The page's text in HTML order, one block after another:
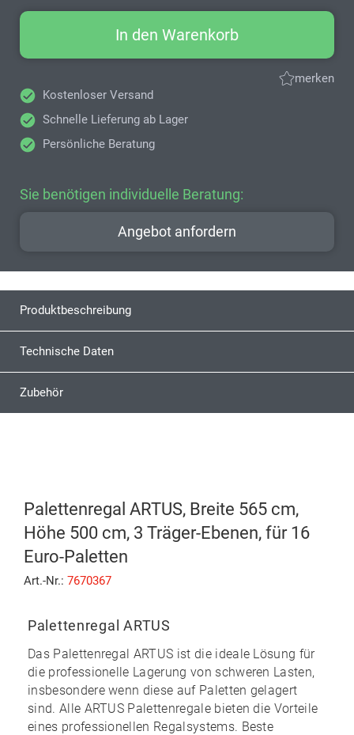
In den Warenkorb
merken
Kostenloser Versand
Schnelle Lieferung ab Lager
Persönliche Beratung
Sie benötigen individuelle Beratung:
Angebot anfordern
Produktbeschreibung
Technische Daten
Zubehör
Palettenregal ARTUS, Breite 565 cm,
Höhe 500 cm, 3 Träger-Ebenen, für 16
Euro-Paletten
Art.-Nr.: 7670367
Palettenregal ARTUS
Das Palettenregal ARTUS ist die ideale Lösung für
die professionelle Lagerung von schweren Lasten,
insbesondere wenn diese auf Paletten gelagert
sind. Alle ARTUS Palettenregale bieten die Vorteile
eines professionellen Regalsystems. Beste